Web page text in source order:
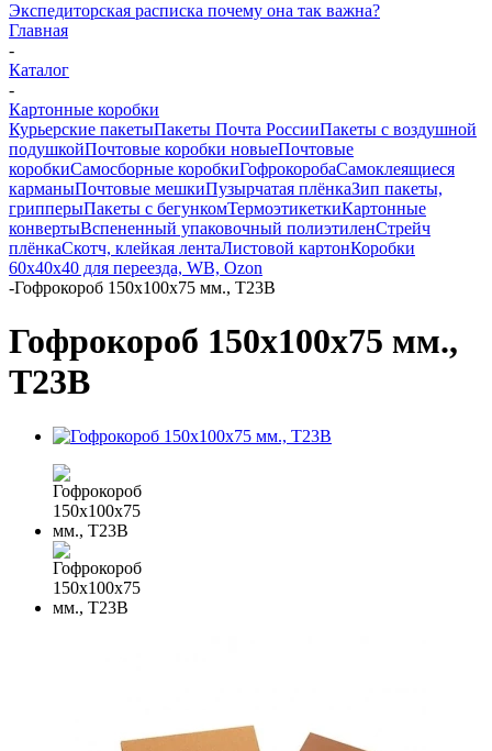
Экспедиторская расписка почему она так важна?
Главная
-
Каталог
-
Картонные коробки
Курьерские пакетыПакеты Почта РоссииПакеты с воздушной
подушкойПочтовые коробки новыеПочтовые
коробкиСамосборные коробкиГофрокоробаСамоклеящиеся
карманыПочтовые мешкиПузырчатая плёнкаЗип пакеты,
грипперыПакеты с бегункомТермоэтикеткиКартонные
конвертыВспененный упаковочный полиэтиленСтрейч
плёнкаСкотч, клейкая лентаЛистовой картонКоробки
60х40х40 для переезда, WB, Ozon
-Гофрокороб 150х100х75 мм., Т23В
Гофрокороб 150х100х75 мм.,
Т23В